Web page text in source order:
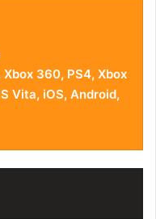
360, PS4, Xbox
Vita, iOS, Android,